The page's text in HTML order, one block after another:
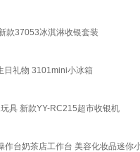
款37053冰淇淋收银套装
日礼物 3101mini小冰箱
具 新款YY-RC215超市收银机
台奶茶店工作台 美容化妆品迷你